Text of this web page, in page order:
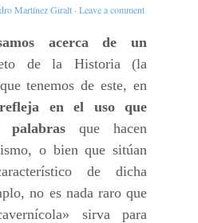
Martínez Giralt · Leave a comment
acerca de un
de la Historia (la
tenemos de este, en
en el uso que
que hacen
o bien que sitúan
de dicha
no es nada raro que
sirva para